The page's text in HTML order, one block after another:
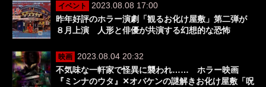
イベント
2023.08.08 17:00
昨年好評のホラー演劇「観るお化け屋敷」第二弾が
８月上演 人形と俳優が共演する幻想的な恐怖
映画 2023.08.04 20:32
不気味な一軒家で怪異に襲われ…… ホラー映画
『ミンナのウタ』✕オバケンの謎解きお化け屋敷「呪